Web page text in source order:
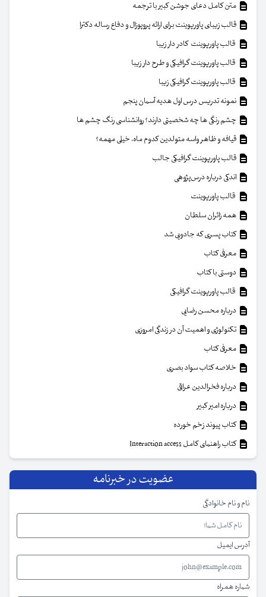
متن کامل دعای جوشن کبیر با ترجمه
قالب زیبای پاورپوینت برای ارائه پروپوزال و دفاع رساله دکترا
قالب پاورپوینت کادر دار زیبا
قالب پاورپوینت گرافیکی و طرح دار زیبا
قالب پاورپوینت گرافیکی زیبا
نمونه تدریس درس اول هدیه آسمان پنجم
چشم رنگی ها چه شخصیتی دارند؟ روانشناسی رنگ چشم ها
قیافه و ظاهر واسه متولدین کدوم ماه، خیلی مهمه؟
قالب پاورپوینت گرافیکی جالب
اندکی درباره درس‌پژوهی
قالب پاورپوینت
همه زائران سلطان
کتاب پسری که جادویی شد
معرفی کتاب
دوستی با کتاب
قالب پاورپوینت گرافیکی
درباره محسن رضایی
تکنولوژی و اهمیت آن در زندگی امروزی
معرفی کتاب
خلاصه کتاب سواد بصری
درباره فخرالدین عراقی
درباره امیر کبیر
کتاب پیوند زخم خورده
کتاب راهنمای کامل Interaction access
عضویت در خبرنامه
نام و نام خانوادگی
آدرس ایمیل
شماره همراه